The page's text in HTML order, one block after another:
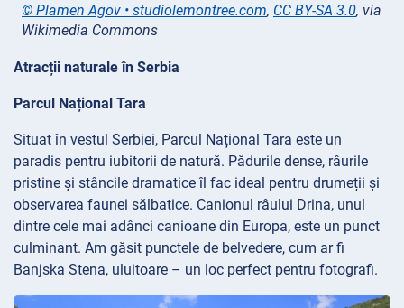
© Plamen Agov • studiolemontree.com, CC BY-SA 3.0, via
Wikimedia Commons
Atracții naturale în Serbia
Parcul Național Tara
Situat în vestul Serbiei, Parcul Național Tara este un
paradis pentru iubitorii de natură. Pădurile dense, râurile
pristine și stâncile dramatice îl fac ideal pentru drumeții și
observarea faunei sălbatice. Canionul râului Drina, unul
dintre cele mai adânci canioane din Europa, este un punct
culminant. Am găsit punctele de belvedere, cum ar fi
Banjska Stena, uluitoare – un loc perfect pentru fotografi.